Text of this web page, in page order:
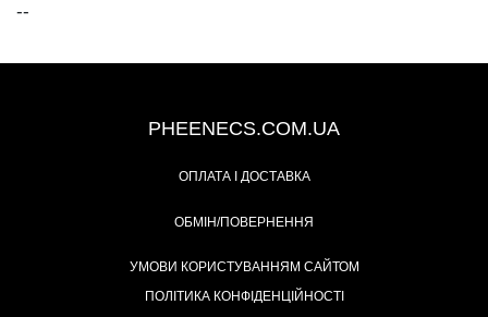
--
PHEENECS.COM.UA
ОПЛАТА І ДОСТАВКА
ОБМІН/ПОВЕРНЕННЯ
УМОВИ КОРИСТУВАННЯМ САЙТОМ
ПОЛІТИКА КОНФІДЕНЦІЙНОСТІ